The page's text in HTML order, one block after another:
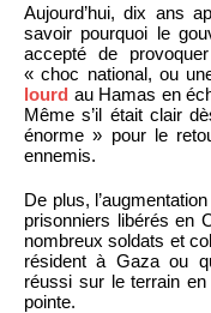
Aujourd’hui, dix ans
savoir pourquoi le
accepté de
« choc national, ou
lourd au Hamas en
Même s’il était clair
énorme » pour le
ennemis.
De plus,
prisonniers libérés en
nombreux soldats et
résident à Gaza ou
réussi sur le terrain
pointe.